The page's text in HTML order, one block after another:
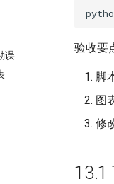
误
验收要
脚
图
修
13.1